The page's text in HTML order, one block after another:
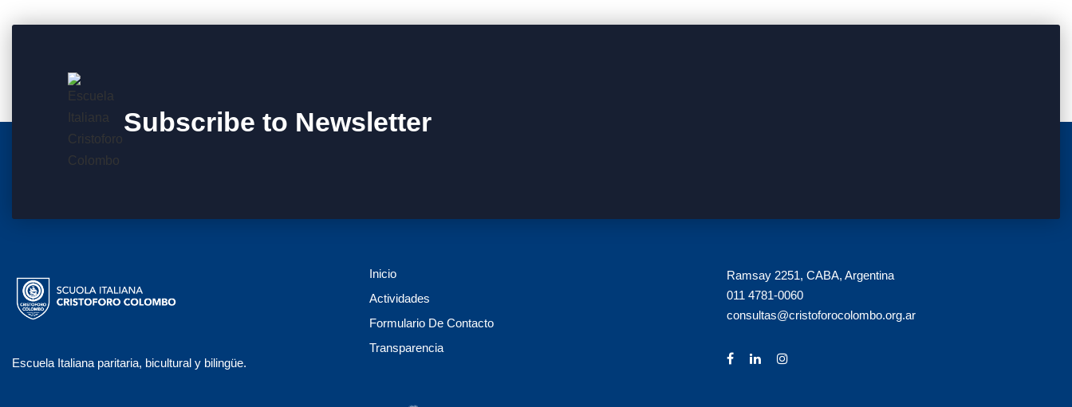
Subscribe to Newsletter
Escuela Italiana paritaria, bicultural y bilingüe.
Inicio
Actividades
Formulario De Contacto
Transparencia
Ramsay 2251, CABA, Argentina
011 4781-0060
consultas@cristoforocolombo.org.ar